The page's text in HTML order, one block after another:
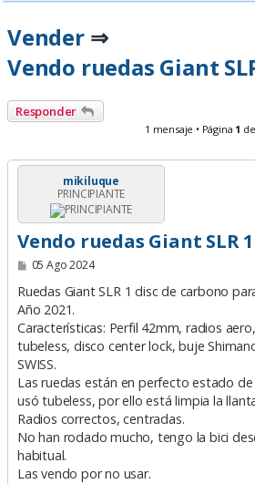
Vender⇒
Vendo ruedas Giant
Responder
1 mensaje • Página 1 de
mikiluque
PRINCIPIANTE
Vendo ruedas Giant SLR
M
n
s
a
j
e
05 Ago 2024
Ruedas Giant SLR 1 disc de carbono
Año 2021.
Características: Perfil 42mm, radios
tubeless, disco center lock, buje
SWISS.
Las ruedas están en perfecto estado
usó tubeless, por ello está limpia la
Radios correctos, centradas.
No han rodado mucho, tengo la bici
habitual.
Las vendo por no usar.